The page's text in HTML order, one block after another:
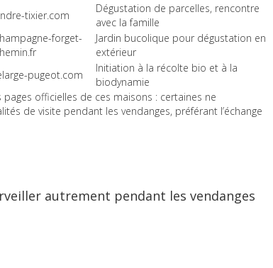
tixier.com
Dégustation de parcelles, rencontre
avec la famille
forget-
Jardin bucolique pour dégustation en
extérieur
pugeot.com
Initiation à la récolte bio et à la
biodynamie
officielles de ces maisons : certaines ne
de visite pendant les vendanges, préférant l’échange
autrement pendant les vendanges